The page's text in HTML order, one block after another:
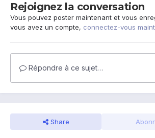
Rejoignez la conversation
Vous pouvez poster maintenant et vous
vous avez un compte, connectez-vous
Répondre à ce sujet…
Share